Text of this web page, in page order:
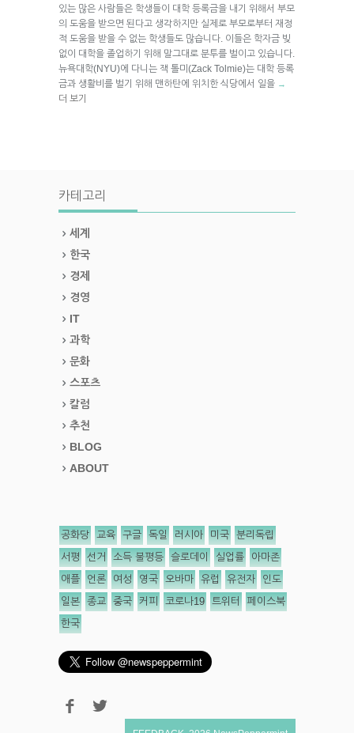
있는 많은 사람들은 학생들이 대학 등록금을 내기 위해서 부모
의 도움을 받으면 된다고 생각하지만 실제로 부모로부터 재정
적 도움을 받을 수 없는 학생들도 많습니다. 이들은 학자금 빚
없이 대학을 졸업하기 위해 말그대로 분투를 벌이고 있습니다.
뉴욕대학(NYU)에 다니는 잭 톨미(Zack Tolmie)는 대학 등록
금과 생활비를 벌기 위해 맨하탄에 위치한 식당에서 일을 →
더 보기
카테고리
세계
한국
경제
경영
IT
과학
문화
스포츠
칼럼
추천
BLOG
ABOUT
공화당 교육 구글 독일 러시아 미국 분리독립
서평 선거 소득 불평등 슬로데이 실업률 아마존
애플 언론 여성 영국 오바마 유럽 유전자 인도
일본 종교 중국 커피 코로나19 트위터 페이스북
한국